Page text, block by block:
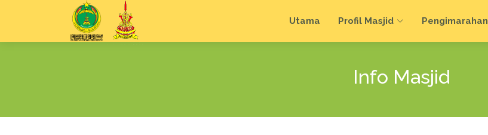
Utama Profil Masjid Pengimarahan
Info Masjid